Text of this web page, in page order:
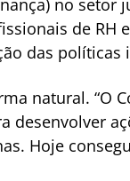
no setor
de RH
das
natural. “O
desenvolver
Hoje